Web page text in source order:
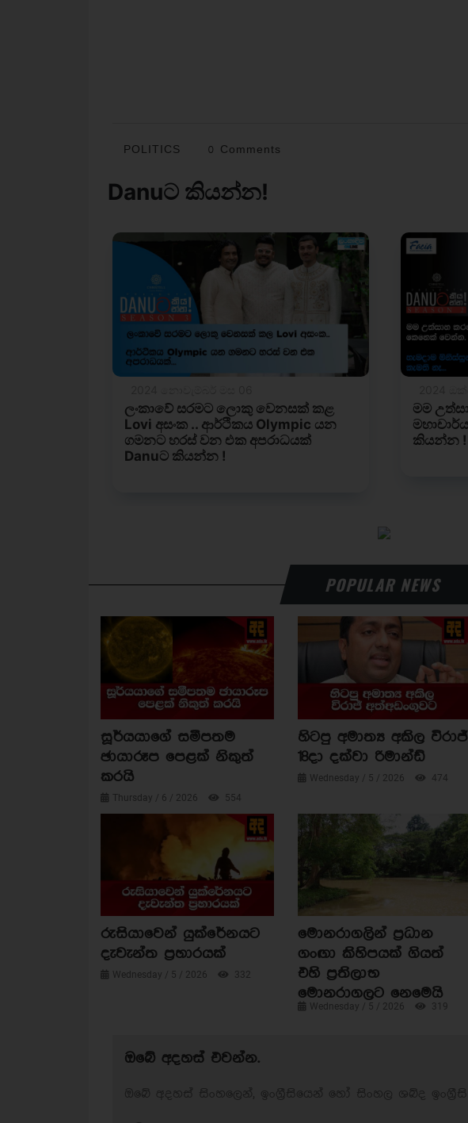
POLITICS 0 Comments
POPULAR NEWS
සූර්යයාගේ සමීපතම
ඡායාරූප පෙළක් නිකුත්
කරයි
Thursday / 6 / 2026 554
හිටපු අමාත්‍ය අකිල විරාජ්
18දා දක්වා රිමාන්ඩ්
Wednesday / 5 / 2026 474
රුසියාවෙන් යුක්රේනයට
දැවැන්ත ප්‍රහාරයක්
Wednesday / 5 / 2026 332
මොනරාගලින් ප්‍රධාන
ගංඟා කිහිපයක් ගියත්
එහි ප්‍රතිලාභ
මොනරාගලට නෙමෙයි
Wednesday / 5 / 2026 319
ඔබේ අදහස් එවන්න.